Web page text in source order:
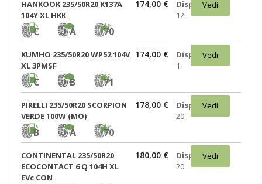
HANKOOK 235/50R20 K137A
104Y XL HKK
C A 70
174,00 €
Disponibili:
12
Vedi
KUMHO 235/50R20 WP52 104V
XL 3PMSF
C B 71
174,00 €
Disponibili:
1
Vedi
PIRELLI 235/50R20 SCORPION
VERDE 100W (MO)
B A 70
178,00 €
Disponibili:
20
Vedi
CONTINENTAL 235/50R20
ECOCONTACT 6 Q 104H XL
EVc CON
180,00 €
Disponibili:
20
Vedi